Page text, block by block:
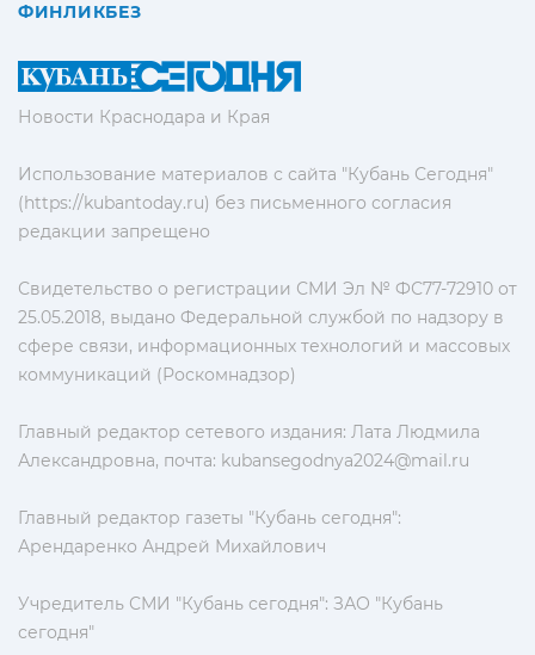
Новости Краснодара и Края
Использование материалов с сайта "Кубань Сегодня"
(https://kubantoday.ru) без письменного согласия
редакции запрещено
Свидетельство о регистрации СМИ Эл № ФС77-72910 от
25.05.2018, выдано Федеральной службой по надзору в
сфере связи, информационных технологий и массовых
коммуникаций (Роскомнадзор)
Главный редактор сетевого издания: Лата Людмила
Александровна, почта: kubansegodnya2024@mail.ru
Главный редактор газеты "Кубань сегодня":
Арендаренко Андрей Михайлович
Учредитель СМИ "Кубань сегодня": ЗАО "Кубань
сегодня"
ФИНЛИКБЕЗ